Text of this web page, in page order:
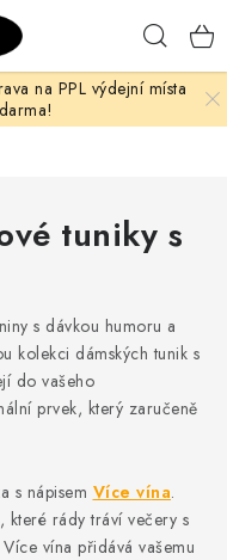
na PPL výdejní místa
tuniky s
s dávkou humoru a
kolekci dámských tunik s
do vašeho
prvek, který zaručeně
s nápisem Více vína.
které rády tráví večery s
vína přidává vašemu